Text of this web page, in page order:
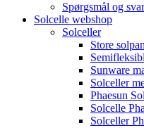
Spørgsmål og svar
Solcelle webshop
Solceller
Store
Sunware
Solceller
Phaesun
Solcelle
Solceller